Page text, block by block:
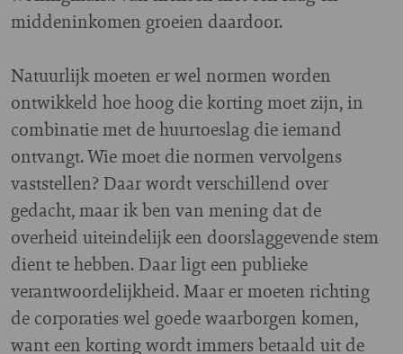
middeninkomen groeien daardoor.
Natuurlijk moeten er wel normen worden
ontwikkeld hoe hoog die korting moet zijn, in
combinatie met de huurtoeslag die iemand
ontvangt. Wie moet die normen vervolgens
vaststellen? Daar wordt verschillend over
gedacht, maar ik ben van mening dat de
overheid uiteindelijk een doorslaggevende stem
dient te hebben. Daar ligt een publieke
verantwoordelijkheid. Maar er moeten richting
de corporaties wel goede waarborgen komen,
want een korting wordt immers betaald uit de